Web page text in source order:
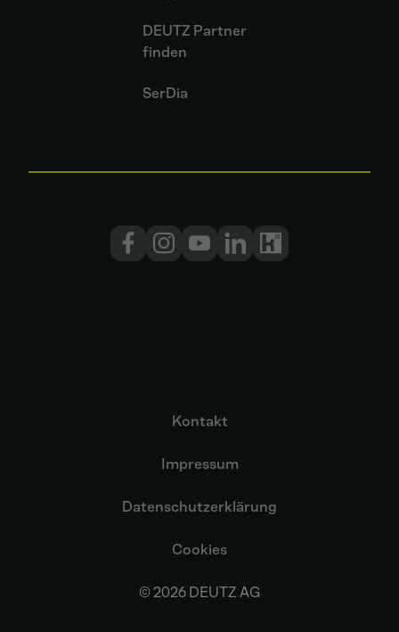
DEUTZ Partner
finden
SerDia
© 2026 DEUTZ AG
Kontakt
Impressum
Datenschutzerklärung
Cookies